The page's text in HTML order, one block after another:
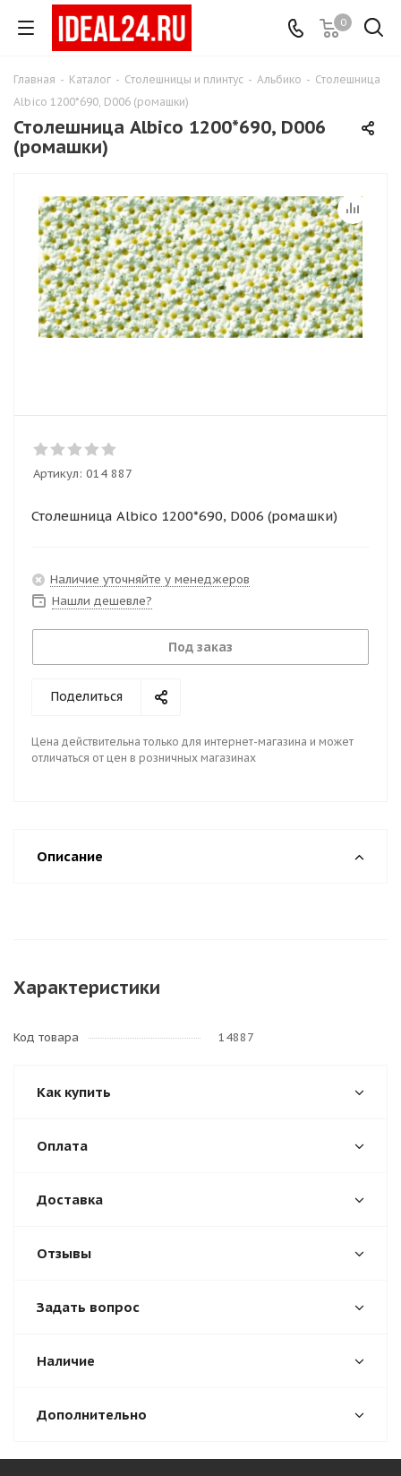
0
Главная - Каталог - Столешницы и плинтус - Альбико - Столешница
Albico 1200*690, D006 (ромашки)
Столешница Albico 1200*690, D006
(ромашки)
Артикул: 014 887
Столешница Albico 1200*690, D006 (ромашки)
Наличие уточняйте у менеджеров
Нашли дешевле?
Под заказ
Поделиться
Цена действительна только для интернет-магазина и может
отличаться от цен в розничных магазинах
Описание
Характеристики
Код товара 14887
Как купить
Оплата
Доставка
Отзывы
Задать вопрос
Наличие
Дополнительно